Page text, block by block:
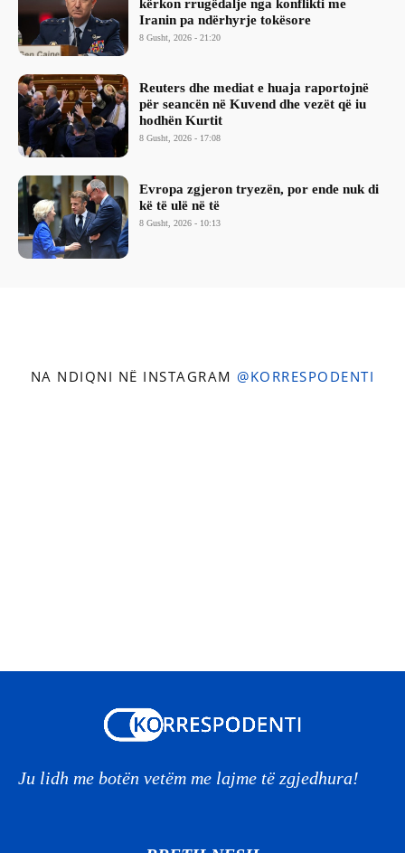
kërkon rrugëdalje nga konflikti me
Iranin pa ndërhyrje tokësore
8 Gusht, 2026 - 21:20
Reuters dhe mediat e huaja raportojnë
për seancën në Kuvend dhe vezët që iu
hodhën Kurtit
8 Gusht, 2026 - 17:08
Evropa zgjeron tryezën, por ende nuk di
kë të ulë në të
8 Gusht, 2026 - 10:13
NA NDIQNI NË INSTAGRAM @KORRESPODENTI
Ju lidh me botën vetëm me lajme të zgjedhura!